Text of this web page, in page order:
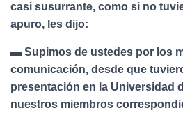
casi susurrante, como si no
apuro, les dijo:
▬ Supimos de ustedes por los
comunicación, desde que
presentación en la Universidad
nuestros miembros